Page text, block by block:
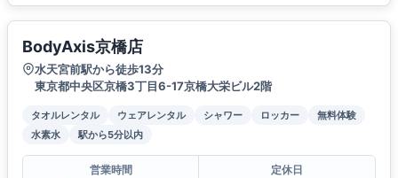
BodyAxis京橋店
水天宮前駅から徒歩13分
東京都中央区京橋3丁目6-17京橋大栄ビル2階
タオルレンタル ウェアレンタル シャワー ロッカー
無料体験
水素水
駅から5分以内
営業時間
定休日